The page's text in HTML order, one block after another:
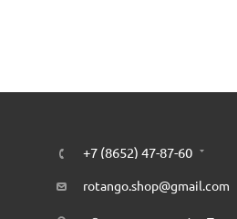
+7 (8652) 47-87-60
rotango.shop@gmail.com